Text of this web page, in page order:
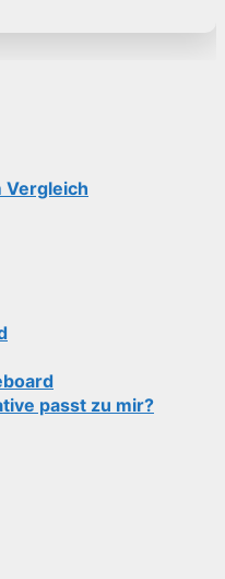
Vergleich
passt zu mir?